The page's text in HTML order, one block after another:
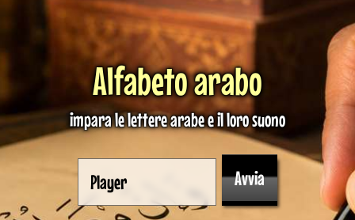
Alfabeto arabo
impara le lettere arabe e il loro suono